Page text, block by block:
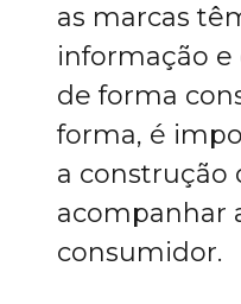
as marcas
informação
de forma
forma, é
a construção
acompanhar
consumidor.